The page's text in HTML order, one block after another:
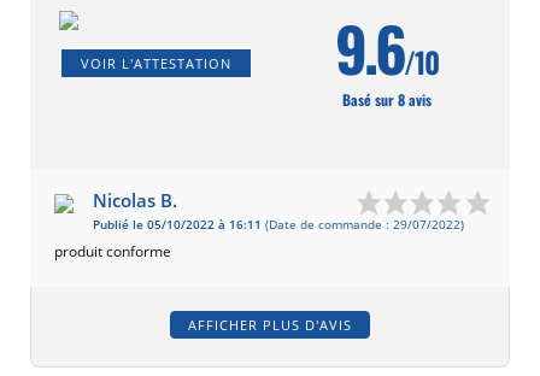
VOIR L'ATTESTATION 9.6/10
Basé sur 8 avis
Nicolas B.
Publié le 05/10/2022 à 16:11 (Date de commande : 29/07/2022)
produit conforme
AFFICHER PLUS D'AVIS